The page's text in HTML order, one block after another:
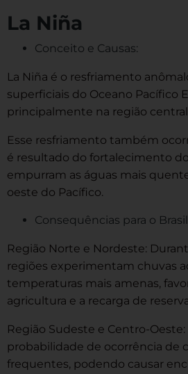
La Niña
Conceito e Causas:
La Niña é o resfriamento
superficiais do Oceano Pacífico
principalmente na região
Esse resfriamento também
é resultado do fortalecimento
empurram as águas mais
oeste do Pacífico.
Consequências para o
Região Norte e Nordeste:
regiões experimentam chuvas
temperaturas mais amenas,
agricultura e a recarga de
Região Sudeste e Centro-
probabilidade de ocorrência de
frequentes, podendo causar